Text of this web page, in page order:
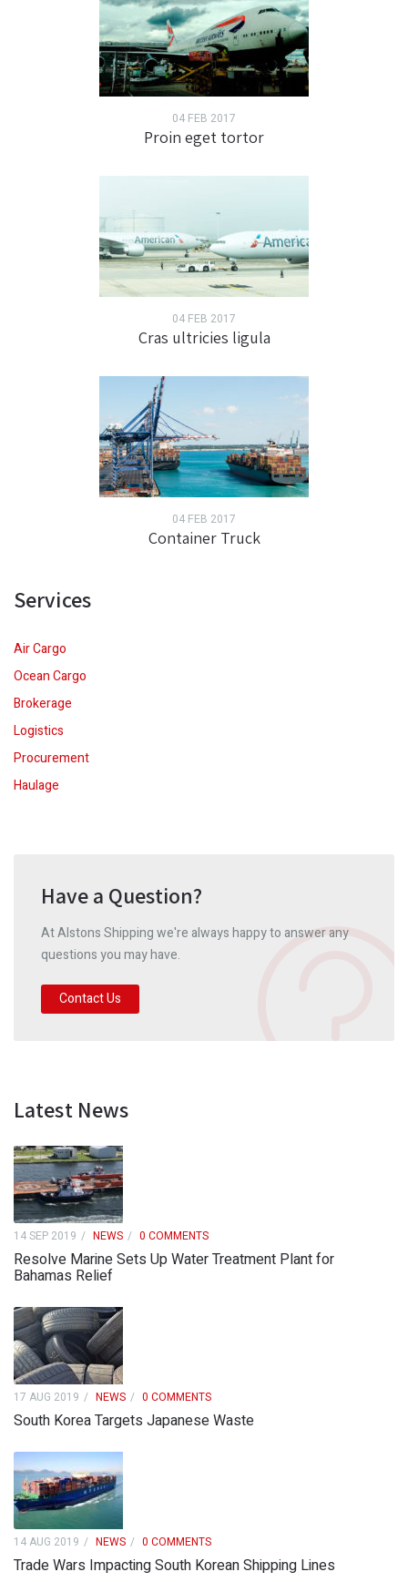
04 FEB 2017
Proin eget tortor
04 FEB 2017
Cras ultricies ligula
04 FEB 2017
Container Truck
Services
Air Cargo
Ocean Cargo
Brokerage
Logistics
Procurement
Haulage
Have a Question?
At Alstons Shipping we're always happy to answer any
questions you may have.
Contact Us
Latest News
14 SEP 2019 NEWS 0 COMMENTS
Resolve Marine Sets Up Water Treatment Plant for
Bahamas Relief
17 AUG 2019 NEWS 0 COMMENTS
South Korea Targets Japanese Waste
14 AUG 2019 NEWS 0 COMMENTS
Trade Wars Impacting South Korean Shipping Lines